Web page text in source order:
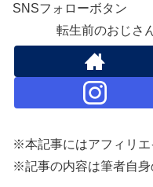
SNSフォローボタン
転生前のおじさ
※本記事にはアフィリエ
※記事の内容は筆者自身